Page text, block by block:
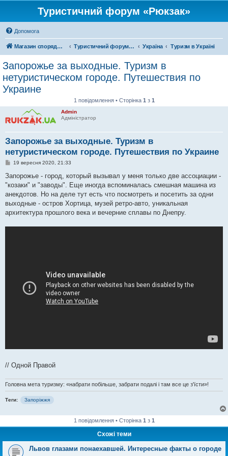
Туристичний форум «Рюкзак»
Допомога
Магазин спорядження Туристичний форум «Рюкзак» Україна Туризм в Україні
Запорожье за выходные. Туризм в
нетуристическом городе. Путешествия по
Украине
1 повідомлення • Сторінка 1 з 1
Admin
Адміністратор
Запорожье за выходные. Туризм в
нетуристическом городе. Путешествия по Украине
П
в
д
о
л
е
19 вересня 2020, 21:33
Запорожье - город, который вызывал у меня только две ассоциации -
"козаки" и "заводы". Еще иногда вспоминалась смешная машина из
анекдотов. Но на деле тут есть что посмотреть и посетить за одни
выходные - остров Хортица, музей ретро-авто, уникальная
архитектура прошлого века и вечерние сплавы по Днепру.
// Одной Правой
Головна мета туризму: «набрати побільше, забрати подалі і там все це з'їсти»!
Теги: Запоріжжя
1 повідомлення • Сторінка 1 з 1
Схожі теми
Львов глазами понаехавшей. Интересные факты о городе